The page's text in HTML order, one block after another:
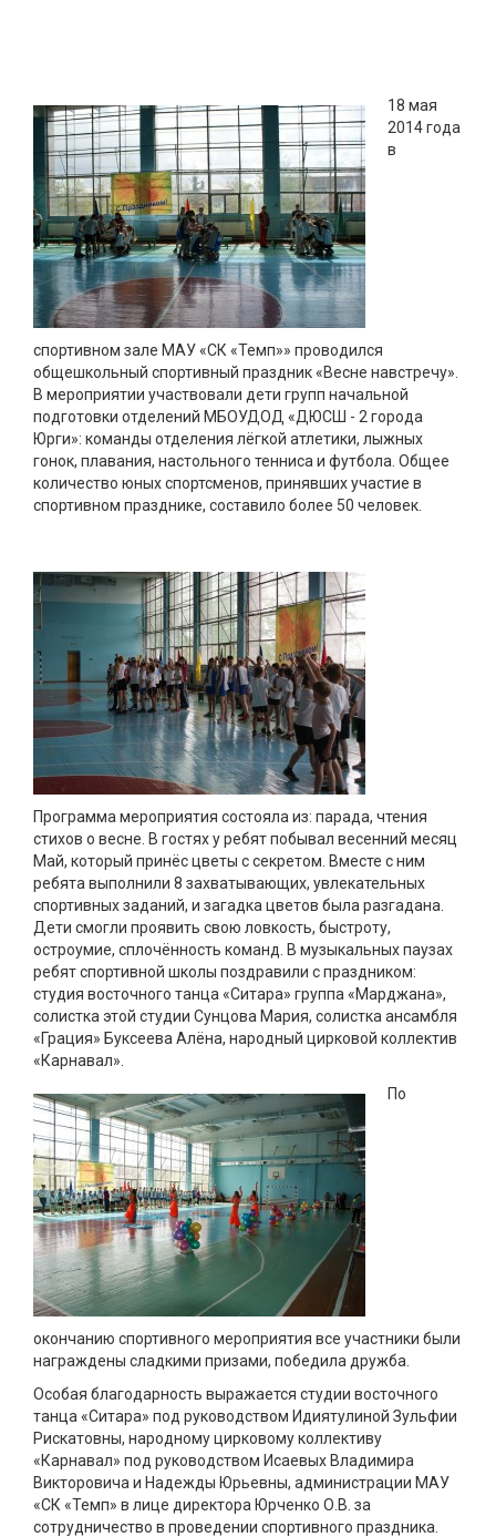
18 мая
2014 года
в
спортивном зале МАУ «СК «Темп»» проводился
общешкольный спортивный праздник «Весне навстречу».
В мероприятии участвовали дети групп начальной
подготовки отделений МБОУДОД «ДЮСШ - 2 города
Юрги»: команды отделения лёгкой атлетики, лыжных
гонок, плавания, настольного тенниса и футбола. Общее
количество юных спортсменов, принявших участие в
спортивном празднике, составило более 50 человек.
Программа мероприятия состояла из: парада, чтения
стихов о весне. В гостях у ребят побывал весенний месяц
Май, который принёс цветы с секретом. Вместе с ним
ребята выполнили 8 захватывающих, увлекательных
спортивных заданий, и загадка цветов была разгадана.
Дети смогли проявить свою ловкость, быстроту,
остроумие, сплочённость команд. В музыкальных паузах
ребят спортивной школы поздравили с праздником:
студия восточного танца «Ситара» группа «Марджана»,
солистка этой студии Сунцова Мария, солистка ансамбля
«Грация» Буксеева Алёна, народный цирковой коллектив
«Карнавал».
По
окончанию спортивного мероприятия все участники были
награждены сладкими призами, победила дружба.
Особая благодарность выражается студии восточного
танца «Ситара» под руководством Идиятулиной Зульфии
Рискатовны, народному цирковому коллективу
«Карнавал» под руководством Исаевых Владимира
Викторовича и Надежды Юрьевны, администрации МАУ
«СК «Темп» в лице директора Юрченко О.В. за
сотрудничество в проведении спортивного праздника.